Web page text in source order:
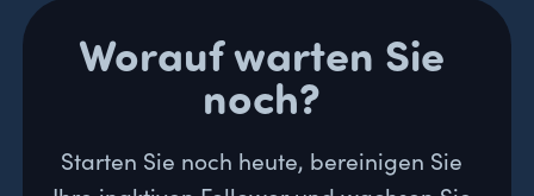
Worauf warten Sie
noch?
Starten Sie noch heute, bereinigen Sie